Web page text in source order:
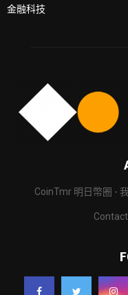
金融科技
CoinTmr 明日幣圈 -